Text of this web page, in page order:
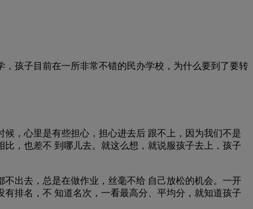
孩子目前在一所非常不错的民办学校，为什么要到了要转
，心里是有些担心，担心进去后 跟不上，因为我们不是
，也差不 到哪儿去。就这么想，就说服孩子去上，孩子
出去，总是在做作业，丝毫不给 自己放松的机会。一开
排名，不 知道名次，一看最高分、平均分，就知道孩子